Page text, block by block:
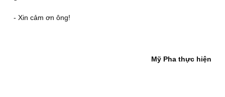
- Xin cảm ơn ông!
Mỹ Pha thực hiện